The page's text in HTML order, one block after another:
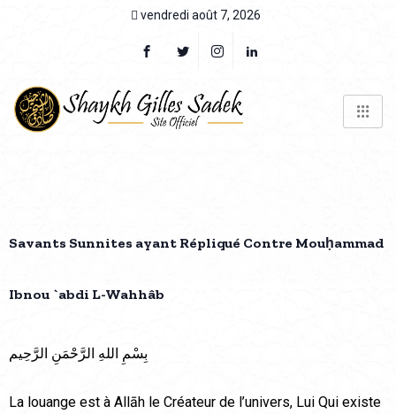
vendredi août 7, 2026
Savants Sunnites ayant Répliqué Contre Mouḥammad
Ibnou `abdi L-Wahhâb
بِسْمِ اللهِ الرَّحْمَنِ الرَّحِيم
La louange est à Allāh le Créateur de l’univers, Lui Qui existe